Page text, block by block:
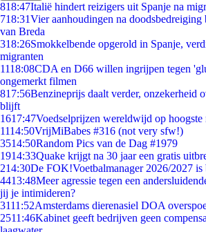
818:47Italië hindert reizigers uit Spanje na
718:31Vier aanhoudingen na doodsbedreiging
van Breda
318:26Smokkelbende opgerold in Spanje,
migranten
1118:08CDA en D66 willen ingrijpen tegen
ongemerkt filmen
817:56Benzineprijs daalt verder, onzekerheid
blijft
1617:47Voedselprijzen wereldwijd op
1114:50VrijMiBabes #316 (not very sfw!)
3514:50Random Pics van de Dag #1979
1914:33Quake krijgt na 30 jaar een gratis
214:30De FOK!Voetbalmanager 2026/2027 is
4413:48Meer agressie tegen een
jij je intimideren?
3111:52Amsterdams dierenasiel DOA
2511:46Kabinet geeft bedrijven geen